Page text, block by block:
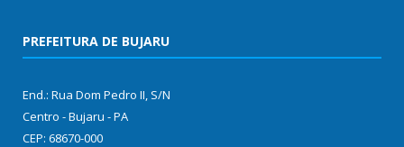
PREFEITURA DE BUJARU
End.: Rua Dom Pedro II, S/N
Centro - Bujaru - PA
CEP: 68670-000